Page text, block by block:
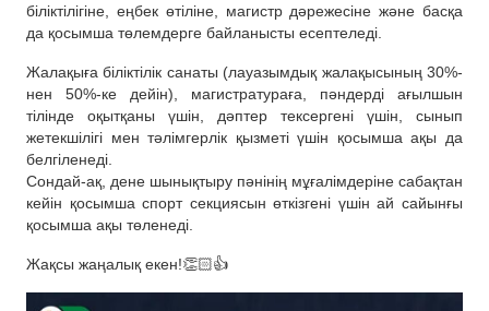
біліктілігіне, еңбек өтіліне, магистр дәрежесіне және басқа
да қосымша төлемдерге байланысты есептеледі.
Жалақыға біліктілік санаты (лауазымдық жалақысының 30%-
нен 50%-ке дейін), магистратураға, пәндерді ағылшын
тілінде оқытқаны үшін, дәптер тексергені үшін, сынып
жетекшілігі мен тәлімгерлік қызметі үшін қосымша ақы да
белгіленеді.
Сондай-ақ, дене шынықтыру пәнінің мұғалімдеріне сабақтан
кейін қосымша спорт секциясын өткізгені үшін ай сайынғы
қосымша ақы төленеді.
Жақсы жаңалық екен!👏🏻👍